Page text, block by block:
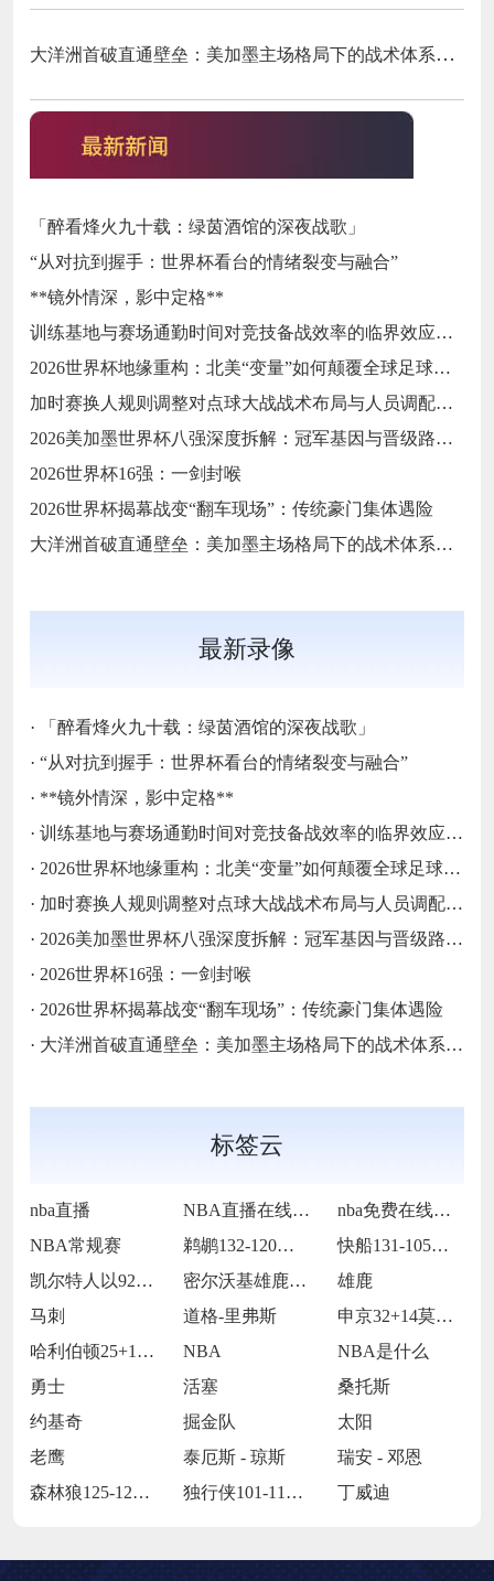
大洋洲首破直通壁垒：美加墨主场格局下的战术体系重构
「醉看烽火九十载：绿茵酒馆的深夜战歌」
“从对抗到握手：世界杯看台的情绪裂变与融合”
**镜外情深，影中定格**
训练基地与赛场通勤时间对竞技备战效率的临界效应研究
2026世界杯地缘重构：北美“变量”如何颠覆全球足球秩序
加时赛换人规则调整对点球大战战术布局与人员调配的影响分析
2026美加墨世界杯八强深度拆解：冠军基因与晋级路线终极预演
2026世界杯16强：一剑封喉
2026世界杯揭幕战变“翻车现场”：传统豪门集体遇险
大洋洲首破直通壁垒：美加墨主场格局下的战术体系重构
最新录像
·
「醉看烽火九十载：绿茵酒馆的深夜战歌」
· “从对抗到握手：世界杯看台的情绪裂变与融合”
· **镜外情深，影中定格**
· 训练基地与赛场通勤时间对竞技备战效率的临界效应研究
· 2026世界杯地缘重构：北美“变量”如何颠覆全球足球秩序
· 加时赛换人规则调整对点球大战战术布局与人员调配的影响分析
· 2026美加墨世界杯八强深度拆解：冠军基因与晋级路线终极预演
· 2026世界杯16强：一剑封喉
· 2026世界杯揭幕战变“翻车现场”：传统豪门集体遇险
· 大洋洲首破直通壁垒：美加墨主场格局下的战术体系重构
标签云
nba直播 NBA直播在线观看
nba免费在线高清直播
NBA常规赛
鹈鹕132-120力克奇才
快船131-105大胜老鹰
凯尔特人以92-105不敌雷霆
密尔沃基雄鹿以128-104大胜多伦多猛
雄鹿
马刺
道格-里弗斯
申京32+14莫兰特复出27分 火箭11
哈利伯顿25+10西亚卡姆25+11 步
NBA
NBA是什么
勇士
活塞
桑托斯
约基奇
掘金队
太阳
老鹰
泰厄斯 - 琼斯
瑞安 - 邓恩
森林狼125-127不敌灰熊
独行侠101-112被掘金 丁威迪